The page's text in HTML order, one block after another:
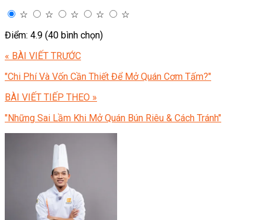
☆
☆ ☆ ☆
☆
Điểm: 4.9 (40 bình chọn)
« BÀI VIẾT TRƯỚC
"Chi Phí Và Vốn Cần Thiết Để Mở Quán Cơm Tấm?"
BÀI VIẾT TIẾP THEO »
"Những Sai Lầm Khi Mở Quán Bún Riêu & Cách Tránh"